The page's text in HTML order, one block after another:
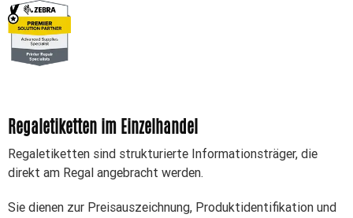
Regaletiketten im Einzelhandel
Regaletiketten sind strukturierte Informationsträger, die
direkt am Regal angebracht werden.
Sie dienen zur Preisauszeichnung, Produktidentifikation und